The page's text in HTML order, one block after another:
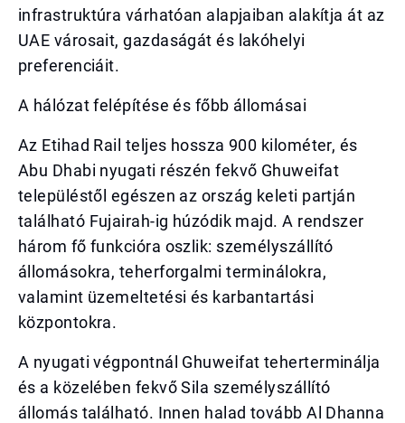
infrastruktúra várhatóan alapjaiban alakítja át az
UAE városait, gazdaságát és lakóhelyi
preferenciáit.
A hálózat felépítése és főbb állomásai
Az Etihad Rail teljes hossza 900 kilométer, és
Abu Dhabi nyugati részén fekvő Ghuweifat
településtől egészen az ország keleti partján
található Fujairah-ig húzódik majd. A rendszer
három fő funkcióra oszlik: személyszállító
állomásokra, teherforgalmi terminálokra,
valamint üzemeltetési és karbantartási
központokra.
A nyugati végpontnál Ghuweifat teherterminálja
és a közelében fekvő Sila személyszállító
állomás található. Innen halad tovább Al Dhanna